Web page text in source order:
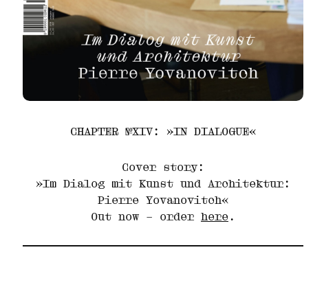
CHAPTER №XIV: »IN DIALOGUE«
Cover story:
»Im Dialog mit Kunst und Architektur:
Pierre Yovanovitch«
Out now – order here .